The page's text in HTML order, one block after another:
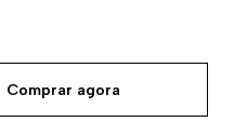
Comprar agora